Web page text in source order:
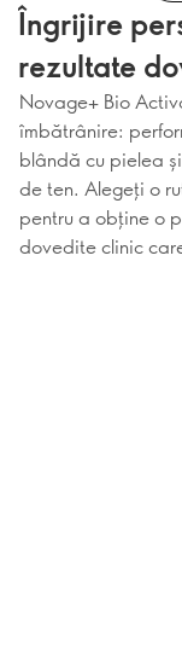
Îngrijire
rezultate
Novage+ Bio
îmbătrânire:
blândă cu pielea
de ten. Alegeți o
pentru a obține o
dovedite clinic